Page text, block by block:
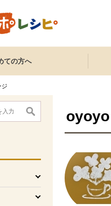
ての方へ
ューです。
まで。
oyoyo